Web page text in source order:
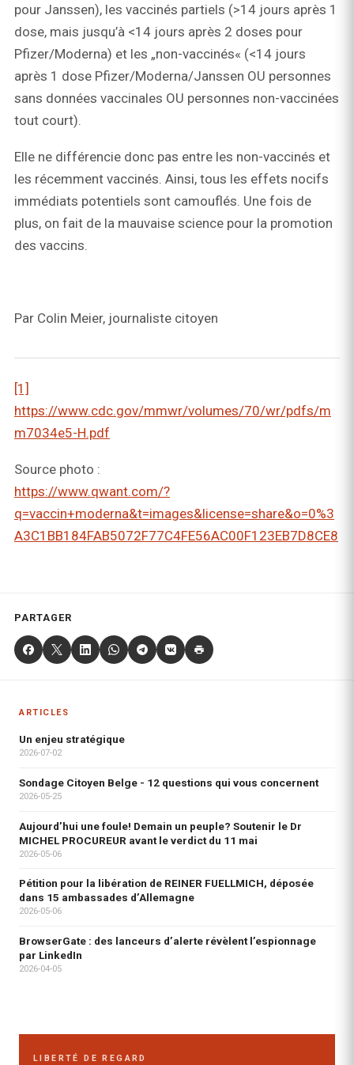
pour Janssen), les vaccinés partiels (>14 jours après 1
dose, mais jusqu’à <14 jours après 2 doses pour
Pfizer/Moderna) et les „non-vaccinés« (<14 jours
après 1 dose Pfizer/Moderna/Janssen OU personnes
sans données vaccinales OU personnes non-vaccinées
tout court).
Elle ne différencie donc pas entre les non-vaccinés et
les récemment vaccinés. Ainsi, tous les effets nocifs
immédiats potentiels sont camouflés. Une fois de
plus, on fait de la mauvaise science pour la promotion
des vaccins.
Par Colin Meier, journaliste citoyen
[1]
https://www.cdc.gov/mmwr/volumes/70/wr/pdfs/m
m7034e5-H.pdf
Source photo :
https://www.qwant.com/?
q=vaccin+moderna&t=images&license=share&o=0%3
A3C1BB184FAB5072F77C4FE56AC00F123EB7D8CE8
PARTAGER
ARTICLES
Un enjeu stratégique
2026-07-02
Sondage Citoyen Belge - 12 questions qui vous concernent
2026-05-25
Aujourd’hui une foule! Demain un peuple? Soutenir le Dr
MICHEL PROCUREUR avant le verdict du 11 mai
2026-05-06
Pétition pour la libération de REINER FUELLMICH, déposée
dans 15 ambassades d’Allemagne
2026-05-06
BrowserGate : des lanceurs d’alerte révèlent l’espionnage
par LinkedIn
2026-04-05
LIBERTÉ DE REGARD